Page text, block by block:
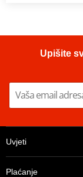
Upišite
Uvjeti
Plaćanje